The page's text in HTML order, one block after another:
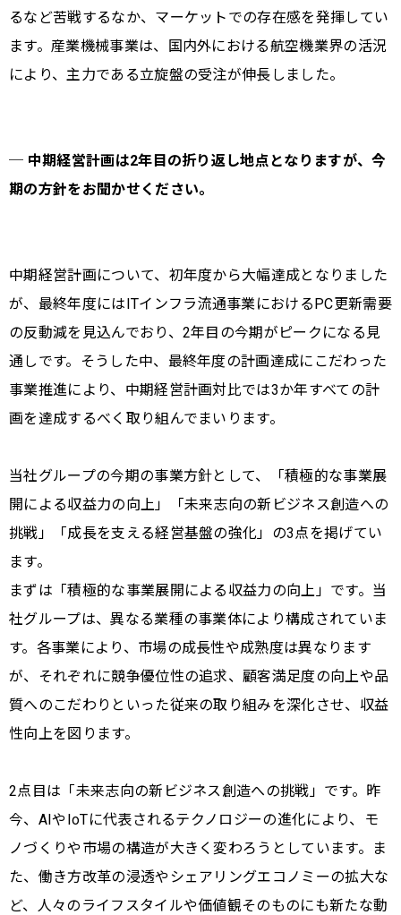
るなど苦戦するなか、マーケットでの存在感を発揮してい
ます。産業機械事業は、国内外における航空機業界の活況
により、主力である立旋盤の受注が伸長しました。
─ 中期経営計画は2年目の折り返し地点となりますが、今
期の方針をお聞かせください。
中期経営計画について、初年度から大幅達成となりました
が、最終年度にはITインフラ流通事業におけるPC更新需要
の反動減を見込んでおり、2年目の今期がピークになる見
通しです。そうした中、最終年度の計画達成にこだわった
事業推進により、中期経営計画対比では3か年すべての計
画を達成するべく取り組んでまいります。
当社グループの今期の事業方針として、「積極的な事業展
開による収益力の向上」「未来志向の新ビジネス創造への
挑戦」「成長を支える経営基盤の強化」の3点を掲げてい
ます。
まずは「積極的な事業展開による収益力の向上」です。当
社グループは、異なる業種の事業体により構成されていま
す。各事業により、市場の成長性や成熟度は異なります
が、それぞれに競争優位性の追求、顧客満足度の向上や品
質へのこだわりといった従来の取り組みを深化させ、収益
性向上を図ります。
2点目は「未来志向の新ビジネス創造への挑戦」です。昨
今、AIやIoTに代表されるテクノロジーの進化により、モ
ノづくりや市場の構造が大きく変わろうとしています。ま
た、働き方改革の浸透やシェアリングエコノミーの拡大な
ど、人々のライフスタイルや価値観そのものにも新たな動